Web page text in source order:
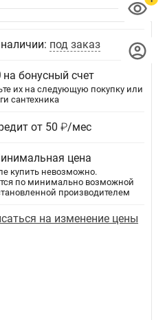
под заказ
на бонусный счет
их на следующую покупку или
сантехника
от 50 ₽/мес
цена
купить невозможно.
по минимально возможной
производителем
на изменение цены